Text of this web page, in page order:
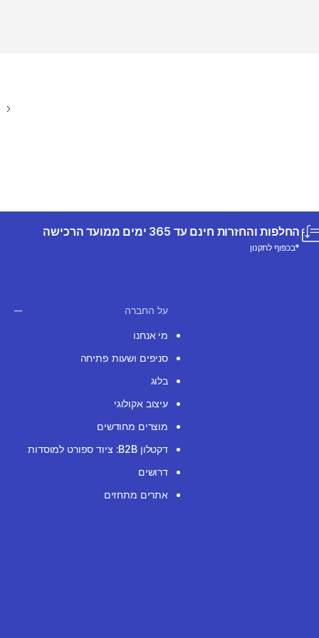
החלפות והחזרות חינם עד 365 ימים ממועד הרכישה
*בכפוף לתקנון
על החברה
מי אנחנו
סניפים ושעות פתיחה
בלוג
עיצוב אקולוגי
מוצרים מחודשים
דקטלון B2B: ציוד ספורט למוסדות
דרושים
אתרים מתחזים